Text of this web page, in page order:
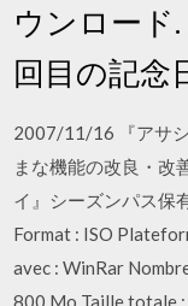
ウンロード
回目の記念
2007/11/16 『アサ
まな機能の改良・改
イ』シーズンパス保
Format : ISO
avec : WinRar
800 Mo Taille totale